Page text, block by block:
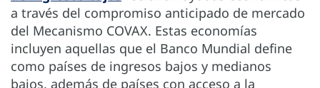
a través del compromiso anticipado de mercado
del Mecanismo COVAX. Estas economías
incluyen aquellas que el Banco Mundial define
como países de ingresos bajos y medianos
bajos, además de países con acceso a la